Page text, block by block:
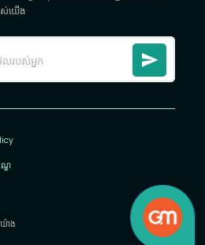
ស់យើង
ឌ
ាង